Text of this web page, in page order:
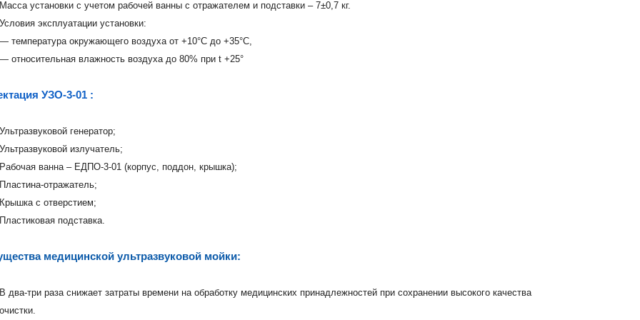
Масса установки с учетом рабочей ванны с отражателем и подставки – 7±0,7 кг.
Условия эксплуатации установки:
— температура окружающего воздуха от +10°С до +35°С,
— относительная влажность воздуха до 80% при t +25°
УЗО-3-01 :
Ультразвуковой генератор;
Ультразвуковой излучатель;
Рабочая ванна – ЕДПО-3-01 (корпус, поддон, крышка);
Пластина-отражатель;
Крышка с отверстием;
Пластиковая подставка.
медицинской ультразвуковой мойки:
В два-три раза снижает затраты времени на обработку медицинских принадлежностей при сохранении высокого качества
очистки.